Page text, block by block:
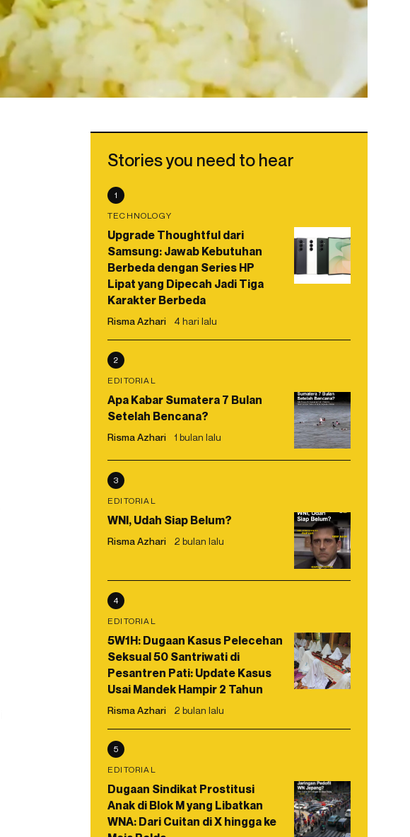
Stories you need to hear
1
TECHNOLOGY
Upgrade Thoughtful dari
Samsung: Jawab Kebutuhan
Berbeda dengan Series HP
Lipat yang Dipecah Jadi Tiga
Karakter Berbeda
Risma Azhari 4 hari lalu
2
EDITORIAL
Apa Kabar Sumatera 7 Bulan
Setelah Bencana?
Risma Azhari 1 bulan lalu
3
EDITORIAL
WNI, Udah Siap Belum?
Risma Azhari 2 bulan lalu
4
EDITORIAL
5W1H: Dugaan Kasus Pelecehan
Seksual 50 Santriwati di
Pesantren Pati: Update Kasus
Usai Mandek Hampir 2 Tahun
Risma Azhari 2 bulan lalu
5
EDITORIAL
Dugaan Sindikat Prostitusi
Anak di Blok M yang Libatkan
WNA: Dari Cuitan di X hingga ke